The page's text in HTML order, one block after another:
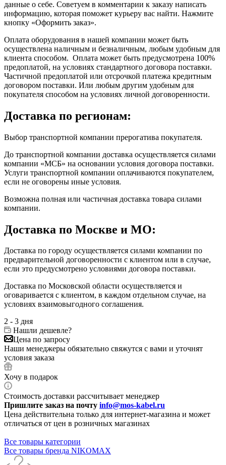
данные о себе. Советуем в комментарии к заказу написать
информацию, которая поможет курьеру вас найти. Нажмите
кнопку «Оформить заказ».
Оплата оборудования в нашей компании может быть
осуществлена наличным и безналичным, любым удобным для
клиента способом. Оплата может быть предусмотрена 100%
предоплатой, на условиях стандартного договора поставки.
Частичной предоплатой или отсрочкой платежа кредитным
договором поставки. Или любым другим удобным для
покупателя способом на условиях личной договоренности.
Доставка по регионам:
Выбор транспортной компании прерогатива покупателя.
До транспортной компании доставка осуществляется силами
компании «МСБ» на основании условия договора поставки.
Услуги транспортной компании оплачиваются покупателем,
если не оговорены иные условия.
Возможна полная или частичная доставка товара силами
компании.
Доставка по Москве и МО:
Доставка по городу осуществляется силами компании по
предварительной договоренности с клиентом или в случае,
если это предусмотрено условиями договора поставки.
Доставка по Московской области осуществляется и
оговаривается с клиентом, в каждом отдельном случае, на
условиях взаимовыгодного соглашения.
2 - 3 дня
Нашли дешевле?
Цена по запросу
Наши менеджеры обязательно свяжутся с вами и уточнят
условия заказа
Хочу в подарок
Стоимость доставки рассчитывает менеджер
Пришлите заказ на почту info@mos-kabel.ru
Цена действительна только для интернет-магазина и может
отличаться от цен в розничных магазинах
Все товары категории
Все товары бренда NIKOMAX